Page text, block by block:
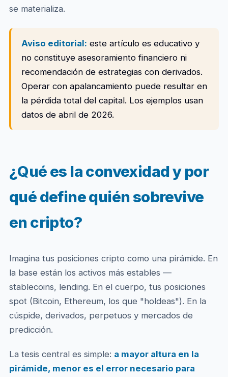
se materializa.
Aviso editorial: este artículo es educativo y
no constituye asesoramiento financiero ni
recomendación de estrategias con derivados.
Operar con apalancamiento puede resultar en
la pérdida total del capital. Los ejemplos usan
datos de abril de 2026.
¿Qué es la convexidad y por
qué define quién sobrevive
en cripto?
Imagina tus posiciones cripto como una pirámide. En
la base están los activos más estables —
stablecoins, lending. En el cuerpo, tus posiciones
spot (Bitcoin, Ethereum, los que "holdeas"). En la
cúspide, derivados, perpetuos y mercados de
predicción.
La tesis central es simple: a mayor altura en la
pirámide, menor es el error necesario para